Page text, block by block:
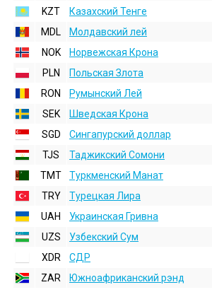
KZT
Казахский Тенге
MDL
Молдавский лей
NOK
Норвежская Крона
PLN
Польская Злота
RON
Румынский Лей
SEK
Шведская Крона
SGD
Сингапурский доллар
TJS
Таджикский Сомони
TMT
Туркменский Манат
TRY
Турецкая Лира
UAH
Украинская Гривна
UZS
Узбекский Сум
XDR
СДР
ZAR
Южноафриканский рэнд